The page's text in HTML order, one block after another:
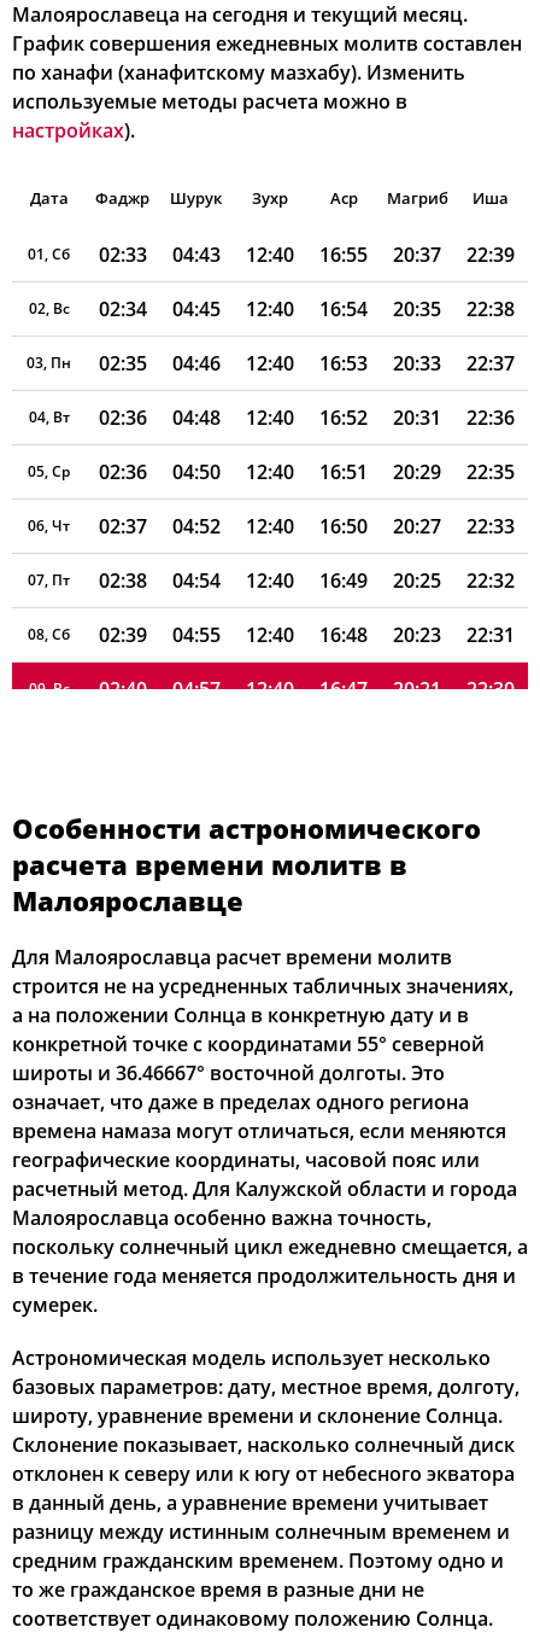
Малоярославеца на сегодня и текущий месяц.
График совершения ежедневных молитв составлен
по ханафи (ханафитскому мазхабу). Изменить
используемые методы расчета можно в
настройках).
Дата Фаджр Шурук Зухр Аср Магриб Иша
01, Сб 02:33 04:43 12:40 16:55 20:37 22:39
02, Вс 02:34 04:45 12:40 16:54 20:35 22:38
03, Пн 02:35 04:46 12:40 16:53 20:33 22:37
04, Вт 02:36 04:48 12:40 16:52 20:31 22:36
05, Ср 02:36 04:50 12:40 16:51 20:29 22:35
06, Чт 02:37 04:52 12:40 16:50 20:27 22:33
07, Пт 02:38 04:54 12:40 16:49 20:25 22:32
08, Сб 02:39 04:55 12:40 16:48 20:23 22:31
09, Вс 02:40 04:57 12:40 16:47 20:21 22:30
12:39
13, Чт 02:43 05:05
14, Пт 02:44 05:07 12:39 16:42 20:10
15, Сб 02:44 05:08 12:39 16:41 20:08 22:18
16, Вс 02:48 05:10 12:38 16:40 20:06
17, Пн 02:52 05:12 12:38 16:38 20:03 22:11
18, Вт 02:55 05:14 12:38 16:37
19, Ср 02:59 05:16 12:38 16:36 19:59
20, Чт 03:02 05:18 12:38 16:35 19:56 22:00
22, Сб 03:09 05:21 12:37 16:32 19:52 21:53
23, Вс 03:12 05:23 12:37 16:31 19:49 21:49
24, Пн 03:15 05:25 12:37 16:29 19:47 21:46
25, Вт 03:18 05:27 12:36 16:28 19:44 21:43
26, Ср 03:21 05:29 12:36 16:26 19:42 21:39
Особенности астрономического
расчета времени молитв в
Малоярославце
Для Малоярославца расчет времени молитв
строится не на усредненных табличных значениях,
а на положении Солнца в конкретную дату и в
конкретной точке с координатами 55° северной
широты и 36.46667° восточной долготы. Это
означает, что даже в пределах одного региона
времена намаза могут отличаться, если меняются
географические координаты, часовой пояс или
расчетный метод. Для Калужской области и города
Малоярославца особенно важна точность,
поскольку солнечный цикл ежедневно смещается, а
в течение года меняется продолжительность дня и
сумерек.
Астрономическая модель использует несколько
базовых параметров: дату, местное время, долготу,
широту, уравнение времени и склонение Солнца.
Склонение показывает, насколько солнечный диск
отклонен к северу или к югу от небесного экватора
в данный день, а уравнение времени учитывает
разницу между истинным солнечным временем и
средним гражданским временем. Поэтому одно и
то же гражданское время в разные дни не
соответствует одинаковому положению Солнца.